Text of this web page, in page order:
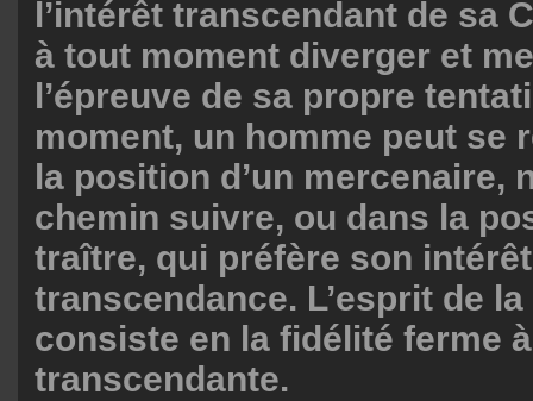
l’intérêt transcendant de sa
à tout moment diverger et
l’épreuve de sa propre
moment, un homme peut se
la position d’un mercenaire,
chemin suivre, ou dans la
traître, qui préfère son
transcendance. L’esprit de
consiste en la fidélité ferme
transcendante.